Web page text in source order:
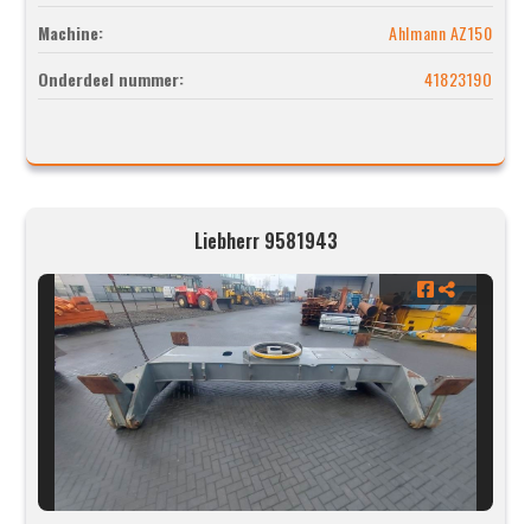
Machine:
Ahlmann AZ150
Onderdeel nummer:
4182319O
Liebherr 9581943